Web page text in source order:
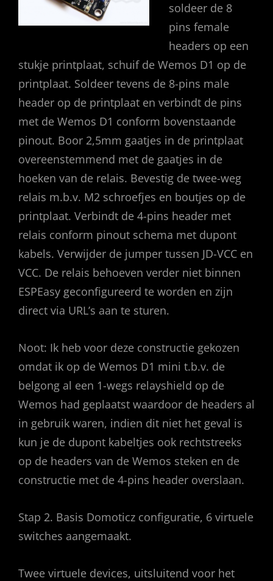
soldeer de 8
pins female
headers op een
stukje printplaat, schuif de Wemos D1 op de
printplaat. Soldeer tevens de 8-pins male
header op de printplaat en verbindt de pins
met de Wemos D1 conform bovenstaande
pinout. Boor 2,5mm gaatjes in de printplaat
overeenstemmend met de gaatjes in de
hoeken van de relais. Bevestig de twee-weg
relais m.b.v. M2 schroefjes en boutjes op de
printplaat. Verbindt de 4-pins header met
relais conform pinout schema met dupont
kabels. Verwijder de jumper tussen JD-VCC en
VCC. De relais behoeven verder niet binnen
ESPEasy geconfigureerd te worden en zijn
direct via URL’s aan te sturen.
Noot: Ik heb voor deze constructie gekozen
omdat ik op de Wemos D1 mini t.b.v. de
belgong al een 1-wegs relayshield op de
Wemos had geplaatst waardoor de headers al
in gebruik waren, indien dit niet het geval is
kun je de dupont kabeltjes ook rechtstreeks
op de headers van de Wemos steken en de
constructie met de 4-pins header overslaan.
Stap 2. Basis Domoticz configuratie, 6 virtuele
switches aangemaakt.
Twee virtuele devices, uitsluitend voor het